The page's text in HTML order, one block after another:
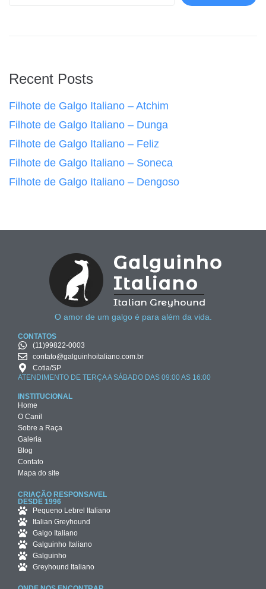
Recent Posts
Filhote de Galgo Italiano – Atchim
Filhote de Galgo Italiano – Dunga
Filhote de Galgo Italiano – Feliz
Filhote de Galgo Italiano – Soneca
Filhote de Galgo Italiano – Dengoso
O amor de um galgo é para além da vida.
CONTATOS
(11)99822-0003
contato@galguinhoitaliano.com.br
Cotia/SP
ATENDIMENTO DE TERÇA A SÁBADO DAS 09:00 AS 16:00
INSTITUCIONAL
Home
O Canil
Sobre a Raça
Galeria
Blog
Contato
Mapa do site
CRIAÇÃO RESPONSAVEL
DESDE 1996
Pequeno Lebrel Italiano
Italian Greyhound
Galgo Italiano
Galguinho Italiano
Galguinho
Greyhound Italiano